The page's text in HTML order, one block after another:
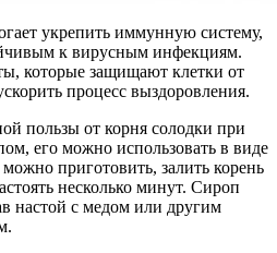
укрепить иммунную систему,
к вирусным инфекциям.
которые защищают клетки от
процесс выздоровления.
пользы от корня солодки при
его можно использовать в виде
приготовить, залить корень
несколько минут. Сироп
настой с медом или другим